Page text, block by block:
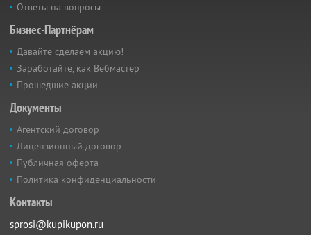
Ответы на вопросы
Бизнес-Партнёрам
Давайте сделаем акцию!
Заработайте, как Вебмастер
Прошедшие акции
Документы
Агентский договор
Лицензионный договор
Публичная оферта
Политика конфиденциальности
Контакты
sprosi@kupikupon.ru